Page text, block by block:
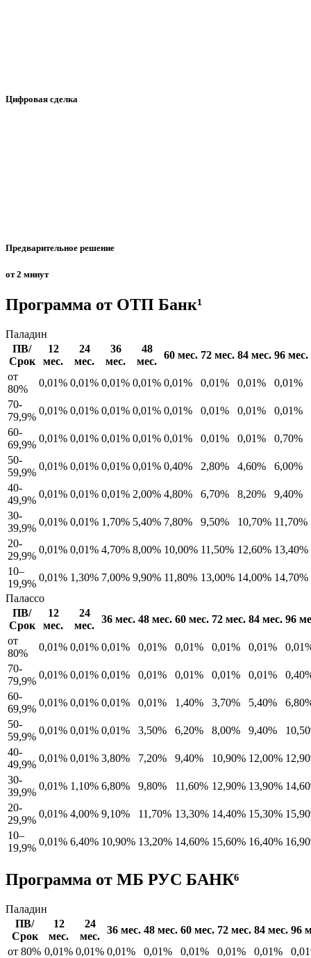
Цифровая сделка
Предварительное решение
от 2 минут
Программа от ОТП Банк¹
Паладин
ПВ/
Срок
12
мес.
24
мес.
36
мес.
48
мес.
60 мес. 72 мес. 84 мес. 96 мес.
от
80%
0,01% 0,01% 0,01% 0,01% 0,01% 0,01% 0,01%
0,01%
70-
79,9%
0,01% 0,01% 0,01% 0,01% 0,01% 0,01% 0,01%
0,01%
60-
69,9%
0,01% 0,01% 0,01% 0,01% 0,01% 0,01% 0,01%
0,70%
50-
59,9%
0,01% 0,01% 0,01% 0,01% 0,40% 2,80% 4,60%
6,00%
40-
49,9%
0,01% 0,01% 0,01% 2,00% 4,80% 6,70% 8,20%
9,40%
30-
39,9%
0,01% 0,01% 1,70% 5,40% 7,80% 9,50% 10,70% 11,70%
20-
29,9%
0,01% 0,01% 4,70% 8,00% 10,00% 11,50% 12,60% 13,40%
10–
19,9%
0,01% 1,30% 7,00% 9,90% 11,80% 13,00% 14,00% 14,70%
Палассо
ПВ/
Срок
12
мес.
24
мес.
36 мес. 48 мес. 60 мес. 72 мес. 84 мес. 96
от
80%
0,01% 0,01% 0,01% 0,01% 0,01% 0,01% 0,01%
70-
79,9%
0,01% 0,01% 0,01% 0,01% 0,01% 0,01% 0,01%
60-
69,9%
0,01% 0,01% 0,01% 0,01% 1,40% 3,70% 5,40%
50-
59,9%
0,01% 0,01% 0,01% 3,50% 6,20% 8,00% 9,40%
40-
49,9%
0,01% 0,01% 3,80% 7,20% 9,40% 10,90% 12,00%
30-
39,9%
0,01% 1,10% 6,80% 9,80% 11,60% 12,90% 13,90%
20-
29,9%
0,01% 4,00% 9,10% 11,70% 13,30% 14,40% 15,30%
10–
19,9%
0,01% 6,40% 10,90% 13,20% 14,60% 15,60% 16,40%
Программа от МБ РУС БАНК⁶
Паладин
ПВ/
Срок
12
мес.
24
мес.
36 мес. 48 мес. 60 мес. 72 мес. 84 мес. 96
от 80% 0,01% 0,01% 0,01% 0,01% 0,01% 0,01% 0,01%